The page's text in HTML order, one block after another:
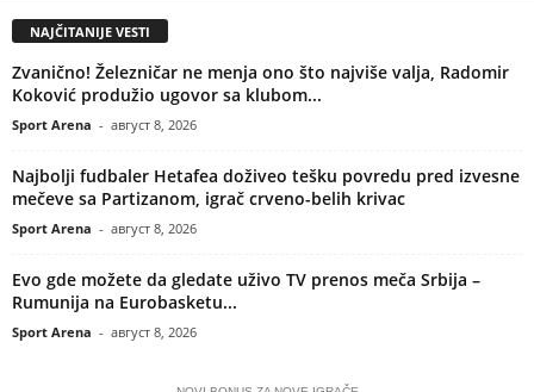
NAJČITANIJE VESTI
Zvanično! Železničar ne menja ono što najviše valja, Radomir
Koković produžio ugovor sa klubom...
Sport Arena - август 8, 2026
Najbolji fudbaler Hetafea doživeo tešku povredu pred izvesne
mečeve sa Partizanom, igrač crveno-belih krivac
Sport Arena - август 8, 2026
Evo gde možete da gledate uživo TV prenos meča Srbija –
Rumunija na Eurobasketu...
Sport Arena - август 8, 2026